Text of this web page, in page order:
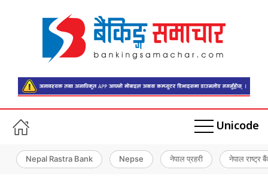
Unicode
Nepal Rastra Bank Nepse नेपाल प्रहरी नेपाल राष्ट्र